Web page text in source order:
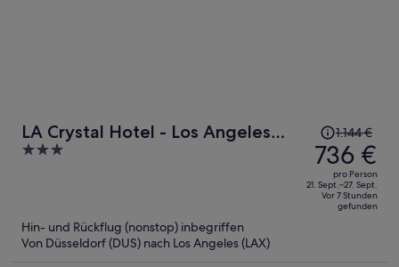
LA Crystal Hotel - Los Angeles
Area
3
Der
Preis
betrug
1.144 €,
jetzt
1.144 €
736 €
pro Person
21. Sept.–27. Sept.
Vor 7 Stunden
gefunden
Hin- und Rückflug (nonstop) inbegriffen
Von Düsseldorf (DUS) nach Los Angeles (LAX)